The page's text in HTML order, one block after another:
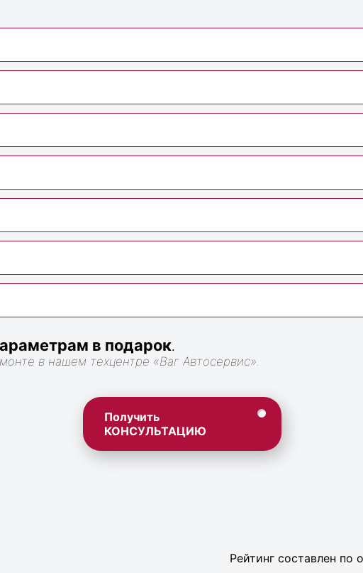
в подарок.
в нашем техцентре «Ваг Автосервис».
Получить
КОНСУЛЬТАЦИЮ
Рейтинг составлен по